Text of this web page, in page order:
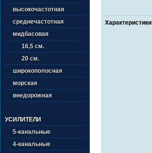
высокочастотная
среднечастотная
мидбасовая
16,5 см.
20 см.
широкополосная
морская
внедорожная
УСИЛИТЕЛИ
5-канальные
4-канальные
Характеристики